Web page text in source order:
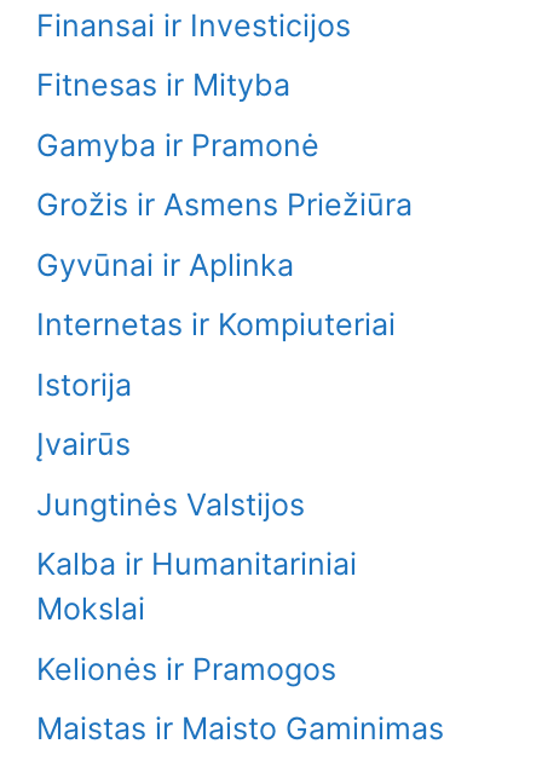
Finansai ir Investicijos
Fitnesas ir Mityba
Gamyba ir Pramonė
Grožis ir Asmens Priežiūra
Gyvūnai ir Aplinka
Internetas ir Kompiuteriai
Istorija
Įvairūs
Jungtinės Valstijos
Kalba ir Humanitariniai
Mokslai
Kelionės ir Pramogos
Maistas ir Maisto Gaminimas